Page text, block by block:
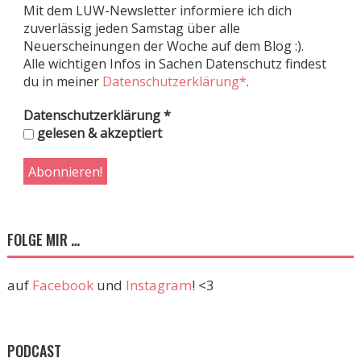
Mit dem LUW-Newsletter informiere ich dich
zuverlässig jeden Samstag über alle
Neuerscheinungen der Woche auf dem Blog :).
Alle wichtigen Infos in Sachen Datenschutz findest
du in meiner Datenschutzerklärung*.
Datenschutzerklärung*
gelesen & akzeptiert
FOLGE MIR …
auf Facebookund Instagram! <3
PODCAST